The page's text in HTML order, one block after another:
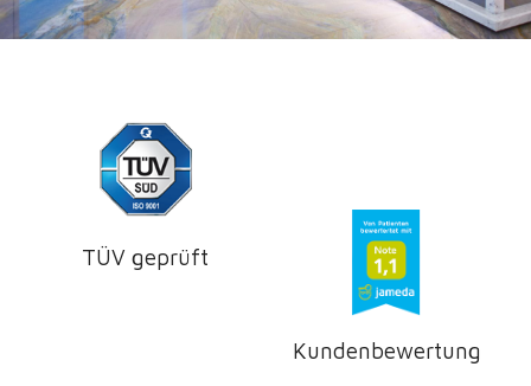
TÜV geprüft
Kundenbewertung